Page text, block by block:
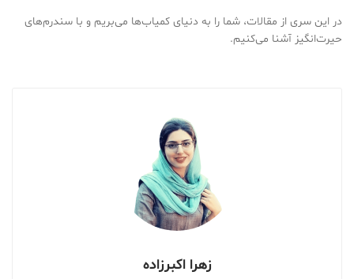
در این سری از مقالات، شما را به دنیای کمیاب‌ها می‌بریم و با سندرم‌های
حیرت‌انگیز آشنا می‌کنیم.
زهرا اکبرزاده